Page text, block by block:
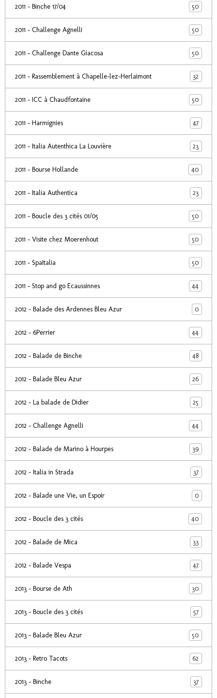
2011 - Binche 17/04 50
2011 - Challenge Agnelli 50
2011 - Challenge Dante Giacosa 50
2011 - Rassemblement à Chapelle-lez-Herlaimont 32
2011 - ICC à Chaudfontaine 50
2011 - Harmignies 47
2011 - Italia Autenthica La Louvière 23
2011 - Bourse Hollande 40
2011 - Italia Authentica 23
2011 - Boucle des 3 cités 01/05 50
2011 - Visite chez Moerenhout 50
2011 - SpaItalia 50
2011 - Stop and go Ecaussinnes 44
2012 - Balade des Ardennes Bleu Azur 0
2012 - 6Perrier 44
2012 - Balade de Binche 48
2012 - Balade Bleu Azur 26
2012 - La balade de Didier 25
2012 - Challenge Agnelli 44
2012 - Balade de Marino à Hourpes 39
2012 - Italia in Strada 37
2012 - Balade une Vie, un Espoir 0
2012 - Boucle des 3 cités 40
2012 - Balade de Mica 33
2012 - Balade Vespa 47
2013 - Bourse de Ath 30
2013 - Boucle des 3 cités 57
2013 - Balade Bleu Azur 50
2013 - Retro Tacots 62
2013 - Binche 37